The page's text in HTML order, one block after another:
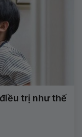
trị như thế